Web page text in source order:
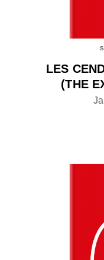
LES
(THE